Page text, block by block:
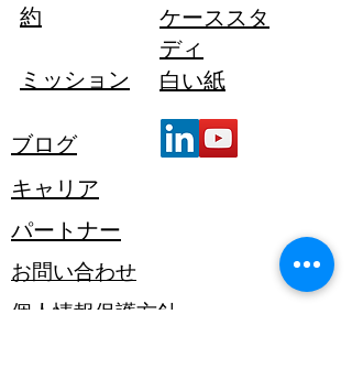
約
ケーススタ
ディ
ミッション
白い紙
ブログ
キャリア
パートナー
お問い合わせ
個人情報保護方針